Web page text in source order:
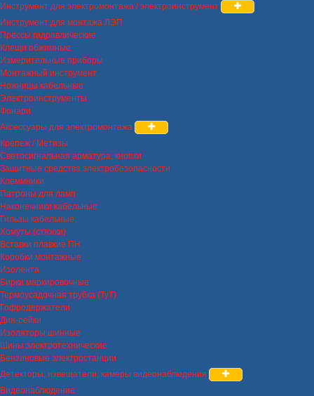
Инструмент для электромонтажа / электроинструмент
Инструмент для монтажа ЛЭП
Прессы гидравлические
Клещи обжимные
Измерительные приборы
Монтажный инструмент
Ножницы кабельные
Электроинструменты
Фонари
Аксессуары для электромонтажа
Крепеж / Метизы
Светосигнальная арматура, кнопки
Защитные средства электробезопасности
Клеммники
Патроны для ламп
Наконечники кабельные
Гильзы кабельные
Хомуты (стяжки)
Вставки плавкие ПН
Коробки монтажные
Изолента
Бирки маркировочные
Термоусадочная трубка (ТуТ)
Гофродержатели
Дин-рейки
Изоляторы шинные
Шины электротехнические
Бензиновые электростанции
Детекторы, извещатели, камеры видеонаблюдения
Видеонаблюдение